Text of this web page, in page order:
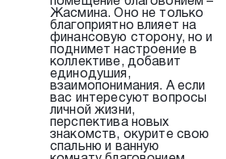
Жасмина. Оно не только
благоприятно влияет на
финансовую сторону, но и
поднимет настроение в
коллективе, добавит
единодушия,
взаимопонимания. А если
вас интересуют вопросы
личной жизни,
перспектива новых
знакомств, окурите свою
спальню и ванную